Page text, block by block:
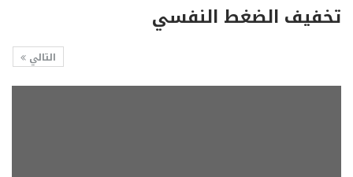
تخفيف الضغط النفسي
التالي